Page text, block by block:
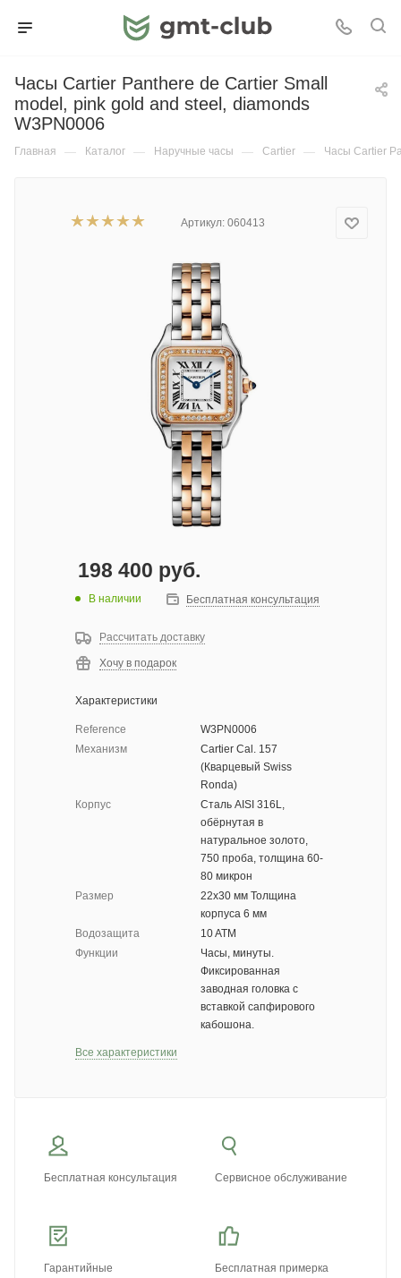
Часы Cartier Panthere de Cartier Small
model, pink gold and steel, diamonds
W3PN0006
Главная — Каталог — Наручные часы — Cartier — Часы Cartier
Артикул: 060413
198 400 руб.
В наличии Бесплатная консультация
Рассчитать доставку
Хочу в подарок
Характеристики
Reference
W3PN0006
Механизм
Cartier Cal. 157
(Кварцевый Swiss
Ronda)
Корпус
Сталь AISI 316L,
обёрнутая в
натуральное золото,
750 проба, толщина 60-
80 микрон
Размер
22х30 мм Толщина
корпуса 6 мм
Водозащита
10 ATM
Функции
Часы, минуты.
Фиксированная
заводная головка с
вставкой сапфирового
кабошона.
Все характеристики
Бесплатная консультация Сервисное обслуживание
Гарантийные
Бесплатная примерка